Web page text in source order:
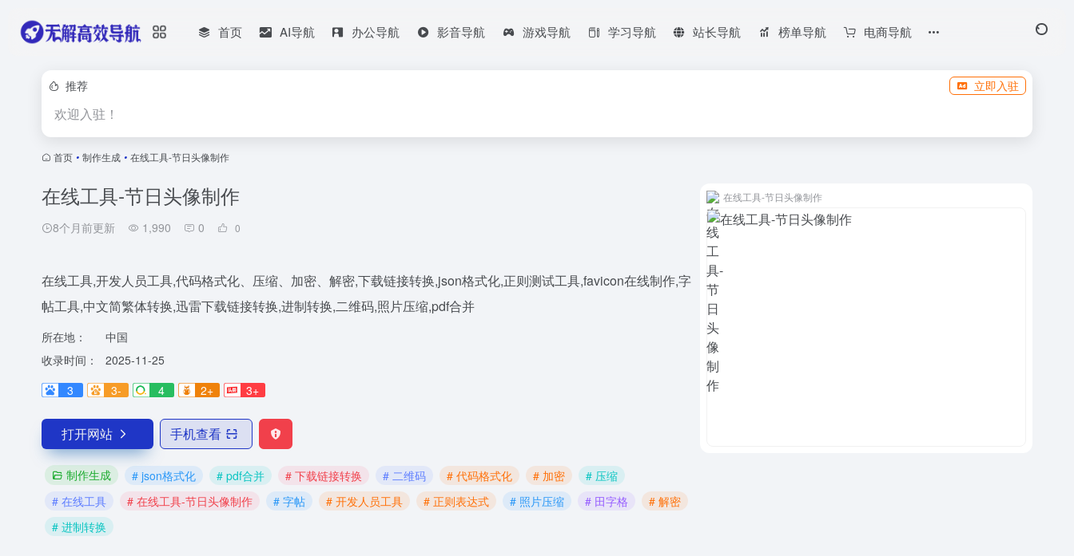
首页 AI导航 办公导航 影音导航 游戏导航 学习导航 站长导航 榜单导航 电商导航
推荐 立即入驻
欢迎入驻！
首页 • 制作生成 • 在线工具-节日头像制作
在线工具-节日头像制作
8个月前更新 1,990 0 0
在线工具,开发人员工具,代码格式化、压缩、加密、解密,下载链接转换,json格式化,正则测试工具,favicon在线制作,字
帖工具,中文简繁体转换,迅雷下载链接转换,进制转换,二维码,照片压缩,pdf合并
所在地：
中国
收录时间：
2025-11-25
3
3- 4 2+ 3+
打开网站 手机查看
制作生成 # json格式化 # pdf合并 # 下载链接转换 # 二维码 # 代码格式化 # 加密
# 压缩
# 在线工具
# 在线工具-节日头像制作 # 字帖 # 开发人员工具 # 正则表达式 # 照片压缩 # 田字格
# 解密
# 进制转换
在线工具-节日头像制作